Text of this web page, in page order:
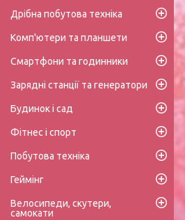
Дрібна побутова техніка
Комп'ютери та планшети
Смартфони та годинники
Зарядні станції та генератори
Будинок і сад
Фітнес і спорт
Побутова техніка
Геймінг
Велосипеди, скутери,
самокати